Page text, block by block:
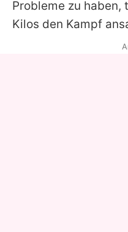
Probleme zu
Kilos den Kampf